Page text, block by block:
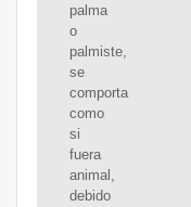
palma
o
palmiste,
se
comporta
como
si
fuera
animal,
debido